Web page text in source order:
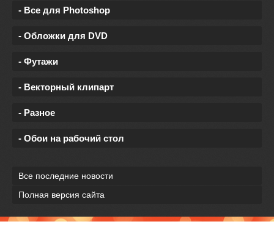
- Все для Photoshop
- Обложки для DVD
- Футажи
- Векторный клипарт
- Разное
- Обои на рабочий стол
Все последние новости
Полная версия сайта